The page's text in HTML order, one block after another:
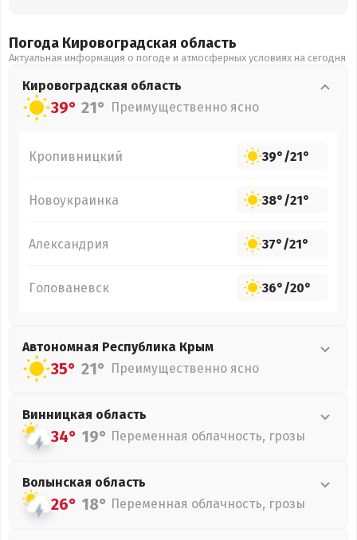
Погода Кировоградская область
Актуальная информация о погоде и атмосферных условиях на сегодня
Кировоградская область
39° 21° Преимущественно ясно
Кропивницкий 39°/21°
Новоукраинка 38°/21°
Александрия 37°/21°
Голованевск 36°/20°
Автономная Республика Крым
35° 21° Преимущественно ясно
Винницкая область
34° 19° Переменная облачность, грозы
Волынская область
26° 18° Переменная облачность, грозы